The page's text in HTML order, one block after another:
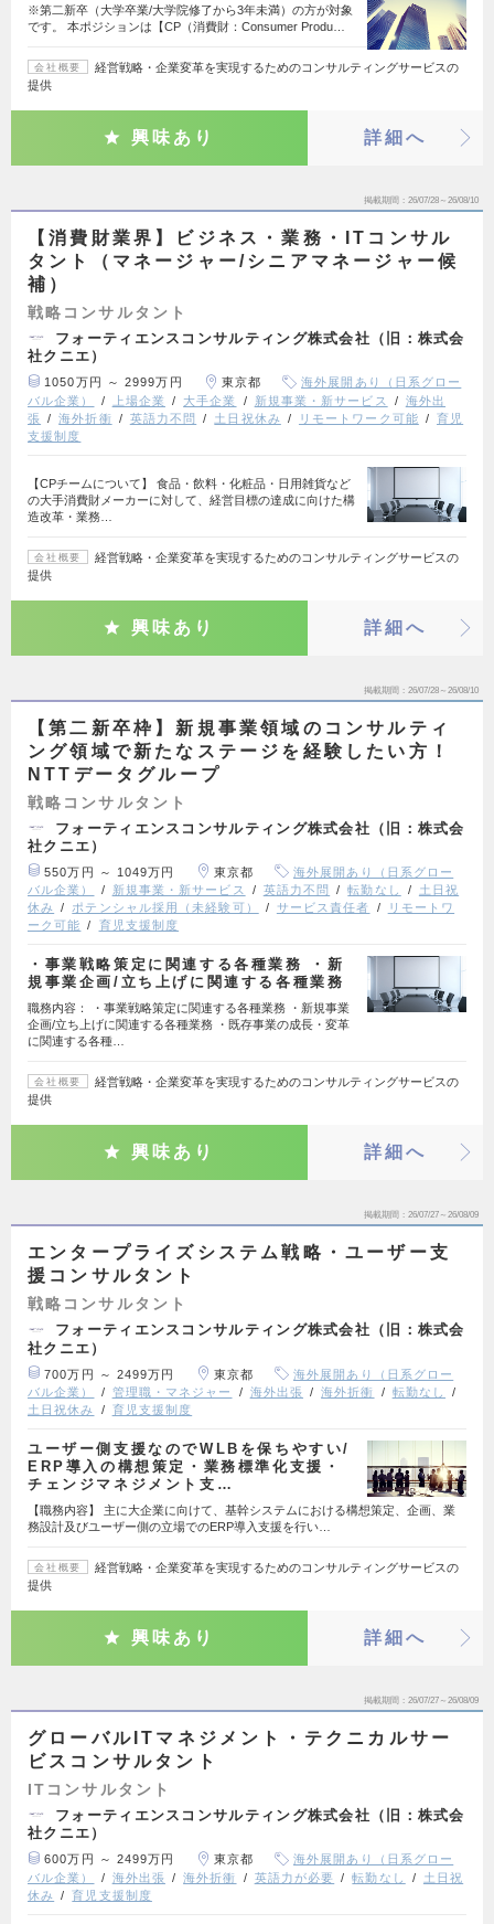
※第二新卒（大学卒業/大学院修了から3年未満）の方が対象
です。 本ポジションは【CP（消費財：Consumer Produ…
会社概要
経営戦略・企業変革を実現するためのコンサルティングサービスの
提供
興味あり 詳細へ
掲載期間 26/07/28～26/08/10
【消費財業界】ビジネス・業務・ITコンサル
タント（マネージャー/シニアマネージャー候
補）
戦略コンサルタント
フォーティエンスコンサルティング株式会社（旧：株式会
社クニエ）
1050万円 ～ 2999万円 東京都
海外展開あり（日系グロー
バル企業）
上場企業 大手企業 新規事業・新サービス
海外出
張
海外折衝 英語力不問 土日祝休み リモートワーク可能
育児
支援制度
【CPチームについて】 食品・飲料・化粧品・日用雑貨など
の大手消費財メーカーに対して、経営目標の達成に向けた構
造改革・業務…
会社概要
経営戦略・企業変革を実現するためのコンサルティングサービスの
提供
興味あり 詳細へ
掲載期間 26/07/28～26/08/10
【第二新卒枠】新規事業領域のコンサルティ
ング領域で新たなステージを経験したい方！
NTTデータグループ
戦略コンサルタント
フォーティエンスコンサルティング株式会社（旧：株式会
社クニエ）
550万円 ～ 1049万円 東京都
海外展開あり（日系グロー
バル企業）
新規事業・新サービス 英語力不問 転勤なし
土日祝
休み
ポテンシャル採用（未経験可） サービス責任者
リモートワ
ーク可能
育児支援制度
・事業戦略策定に関連する各種業務 ・新
規事業企画/立ち上げに関連する各種業務
職務内容： ・事業戦略策定に関連する各種業務 ・新規事業
企画/立ち上げに関連する各種業務 ・既存事業の成長・変革
に関連する各種…
会社概要
経営戦略・企業変革を実現するためのコンサルティングサービスの
提供
興味あり 詳細へ
掲載期間 26/07/27～26/08/09
エンタープライズシステム戦略・ユーザー支
援コンサルタント
戦略コンサルタント
フォーティエンスコンサルティング株式会社（旧：株式会
社クニエ）
700万円 ～ 2499万円 東京都
海外展開あり（日系グロー
バル企業）
管理職・マネジャー 海外出張 海外折衝
転勤なし
土日祝休み
育児支援制度
ユーザー側支援なのでWLBを保ちやすい/
ERP導入の構想策定・業務標準化支援・
チェンジマネジメント支…
【職務内容】 主に大企業に向けて、基幹システムにおける構想策定、企画、業
務設計及びユーザー側の立場でのERP導入支援を行い…
会社概要
経営戦略・企業変革を実現するためのコンサルティングサービスの
提供
興味あり 詳細へ
掲載期間 26/07/27～26/08/09
グローバルITマネジメント・テクニカルサー
ビスコンサルタント
ITコンサルタント
フォーティエンスコンサルティング株式会社（旧：株式会
社クニエ）
600万円 ～ 2499万円 東京都
海外展開あり（日系グロー
バル企業）
海外出張 海外折衝 英語力が必要 転勤なし
土日祝
休み
育児支援制度